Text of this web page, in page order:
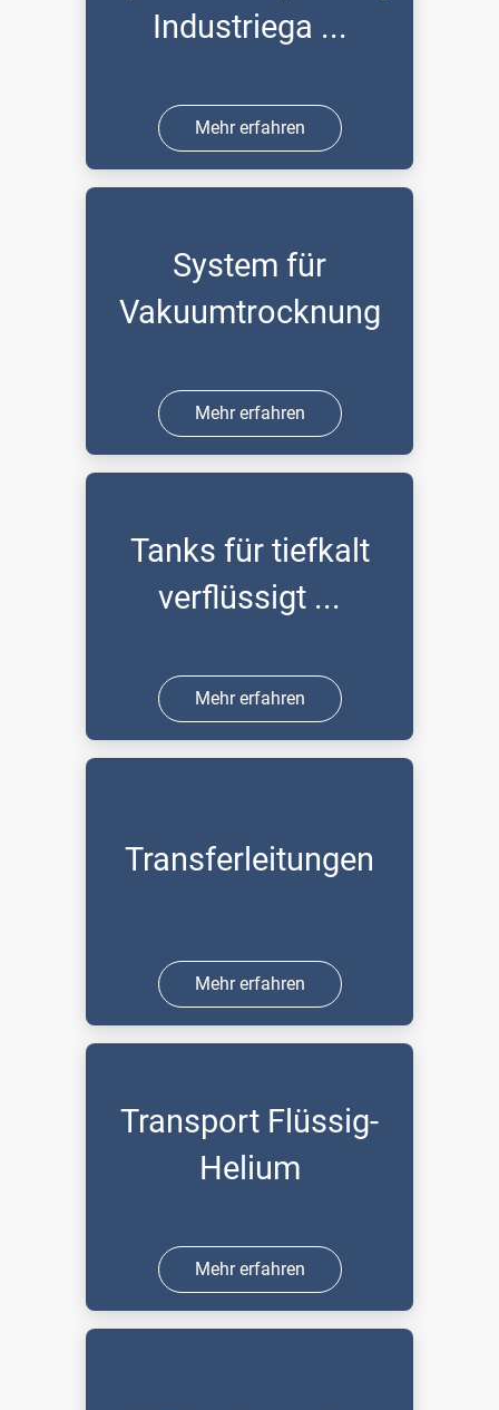
Industriega ...
Mehr erfahren
System für
Vakuumtrocknung
Mehr erfahren
Tanks für tiefkalt
verflüssigt ...
Mehr erfahren
Transferleitungen
Mehr erfahren
Transport Flüssig-
Helium
Mehr erfahren